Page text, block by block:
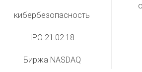
кибербезопасность
IPO 21.02.18
Биржа NASDAQ